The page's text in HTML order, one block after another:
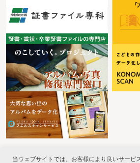
当ウェブサイトでは、お客様により良いサービ